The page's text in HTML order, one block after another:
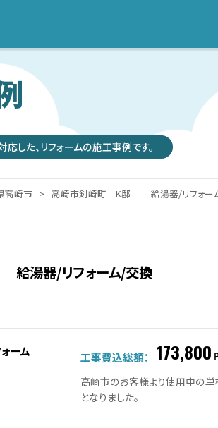
応した、リフォームの施工事例です。
高崎市 > 高崎市剣崎町 K邸 給湯器/リフォー
湯器/リフォーム/交換
ーム
工事費込総額： 173,800
高崎市のお客様より使用中の
となりました。